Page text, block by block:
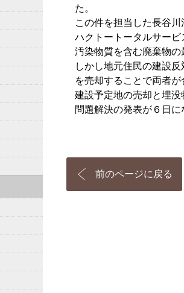
た。
この件を担当した長谷川
ハクトートータルサー
汚染物質を含む廃棄物の
しかし地元住民の建設
を売却することで両者が
建設予定地の売却と埋
問題解決の発表が６日
前のページに戻る